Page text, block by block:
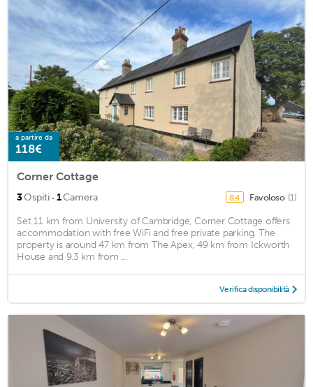
a partire da
118€
Corner Cottage
3Ospiti · 1Camera 8,4 Favoloso (1)
Set 11 km from University of Cambridge, Corner Cottage offers
accommodation with free WiFi and free private parking. The
property is around 47 km from The Apex, 49 km from Ickworth
House and 9.3 km from ...
Verifica disponibilità